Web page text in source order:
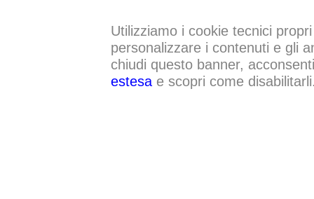
Utilizziamo i cookie tecnici
personalizzare i contenuti e gli
chiudi questo banner,
estesae scopri come